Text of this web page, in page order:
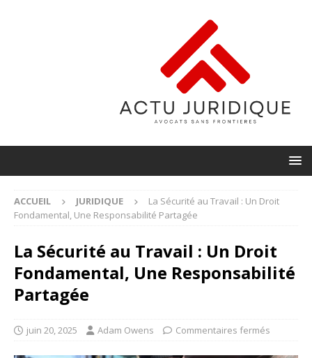
ACCUEIL JURIDIQUE
La Sécurité au Travail : Un Droit
Fondamental, Une Responsabilité Partagée
La Sécurité au Travail : Un Droit
Fondamental, Une Responsabilité
Partagée
juin 20, 2025 Adam Owens Commentaires fermés